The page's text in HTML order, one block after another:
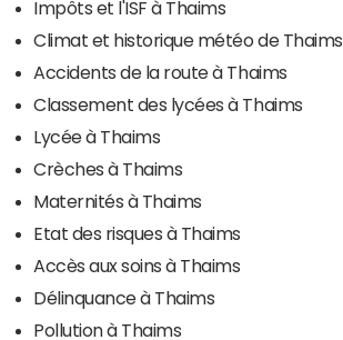
Impôts et l'ISF à Thaims
Climat et historique météo de Thaims
Accidents de la route à Thaims
Classement des lycées à Thaims
Lycée à Thaims
Crèches à Thaims
Maternités à Thaims
Etat des risques à Thaims
Accès aux soins à Thaims
Délinquance à Thaims
Pollution à Thaims